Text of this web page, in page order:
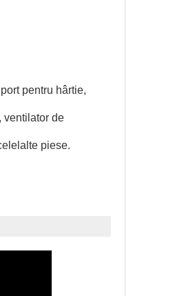
pentru hârtie,
ventilator de
piese.